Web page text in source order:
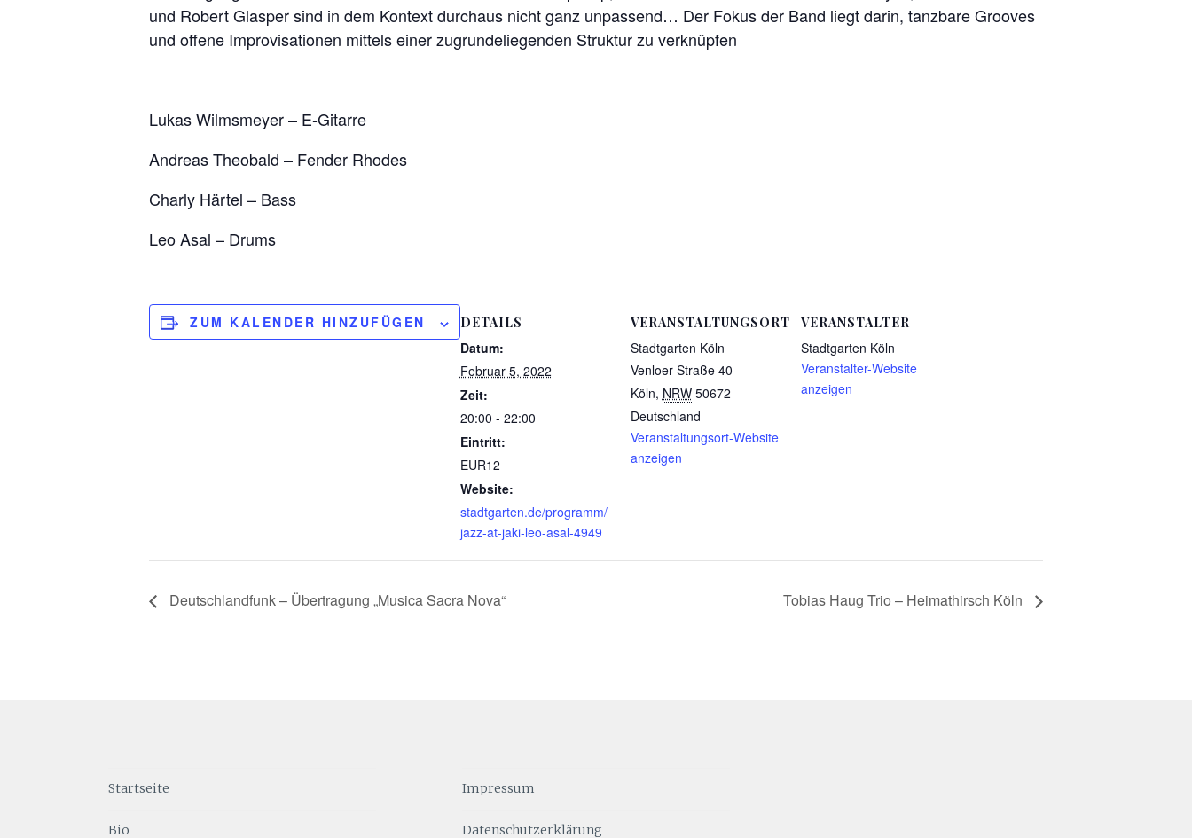
und Robert Glasper sind in dem Kontext durchaus nicht ganz unpassend… Der Fokus der Band liegt darin, tanzbare Grooves
und offene Improvisationen mittels einer zugrundeliegenden Struktur zu verknüpfen
Lukas Wilmsmeyer – E-Gitarre
Andreas Theobald – Fender Rhodes
Charly Härtel – Bass
Leo Asal – Drums
ZUM KALENDER HINZUFÜGEN DETAILS
Datum:
Februar 5, 2022
Zeit:
20:00 - 22:00
Eintritt:
EUR12
Website:
stadtgarten.de/programm/
jazz-at-jaki-leo-asal-4949
VERANSTALTUNGSORT
Stadtgarten Köln
Venloer Straße 40
Köln, NRW 50672
Deutschland
Veranstaltungsort-Website
anzeigen
VERANSTALTER
Stadtgarten Köln
Veranstalter-Website
anzeigen
Deutschlandfunk – Übertragung „Musica Sacra Nova“ Tobias Haug Trio – Heimathirsch Köln
Startseite
Bio
Impressum
Datenschutzerklärung